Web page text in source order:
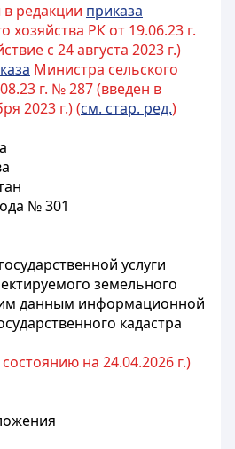
редакции приказа
хозяйства РК от 19.06.23 г.
с 24 августа 2023 г.)
Министра сельского
г. № 287 (введен в
2023 г.) (см. стар. ред.)
№ 301
услуги
земельного
данным информационной
кадастра
на 24.04.2026 г.)